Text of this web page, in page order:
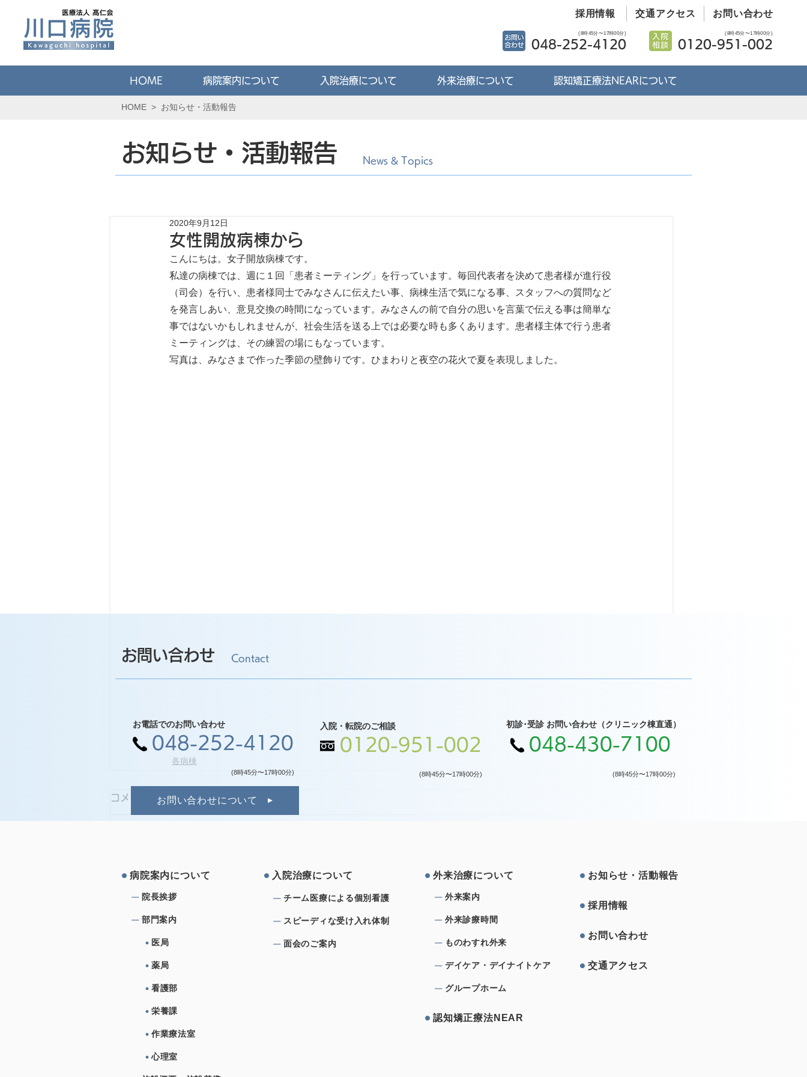
採用情報 交通アクセス お問い合わせ
(8時45分〜17時00分)
048-252-4120
(8時45分〜17時00分)
0120-951-002
HOME 病院案内について 入院治療について 外来治療について 認知矯正療法NEARについて
HOME > お知らせ・活動報告
お知らせ・活動報告 News & Topics
女性開放病棟から
2020年9月12日
こんにちは。女子開放病棟です。
私達の病棟では、週に１回「患者ミーティング」を行っています。毎回代表者を決めて患者様が進行役
（司会）を行い、患者様同士でみなさんに伝えたい事、病棟生活で気になる事、スタッフへの質問など
を発言しあい、意見交換の時間になっています。みなさんの前で自分の思いを言葉で伝える事は簡単な
事ではないかもしれませんが、社会生活を送る上では必要な時も多くあります。患者様主体で行う患者
ミーティングは、その練習の場にもなっています。
写真は、みなさまで作った季節の壁飾りです。ひまわりと夜空の花火で夏を表現しました。
各病棟
コメント
お問い合わせ Contact
お電話でのお問い合わせ
048-252-4120
(8時45分〜17時00分)
入院・転院のご相談
0120-951-002
(8時45分〜17時00分)
初診･受診 お問い合わせ（クリニック棟直通）
048-430-7100
(8時45分〜17時00分)
お問い合わせについて
病院案内について
院⻑挨拶
部⾨案内
医局
⼊院治療について
チーム医療による個別看護
スピーディな受け⼊れ体制
⾯会のご案内
薬局
看護部
外来治療について
外来案内
外来診療時間
ものわすれ外来
デイケア・デイナイトケア
お知らせ・活動報告
採⽤情報
お問い合わせ
交通アクセス
グループホーム
栄養課
作業療法室
心理室
認知矯正療法NEAR